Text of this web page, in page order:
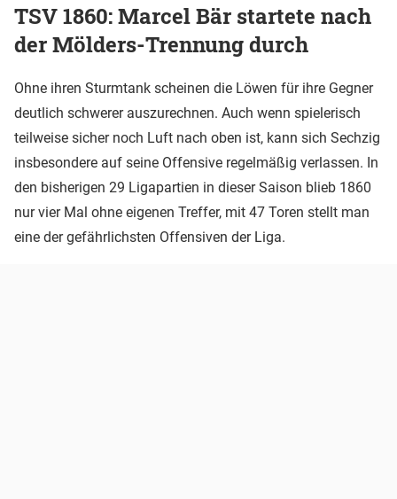
TSV 1860: Marcel Bär startete nach
der Mölders-Trennung durch
Ohne ihren Sturmtank scheinen die Löwen für ihre Gegner
deutlich schwerer auszurechnen. Auch wenn spielerisch
teilweise sicher noch Luft nach oben ist, kann sich Sechzig
insbesondere auf seine Offensive regelmäßig verlassen. In
den bisherigen 29 Ligapartien in dieser Saison blieb 1860
nur vier Mal ohne eigenen Treffer, mit 47 Toren stellt man
eine der gefährlichsten Offensiven der Liga.